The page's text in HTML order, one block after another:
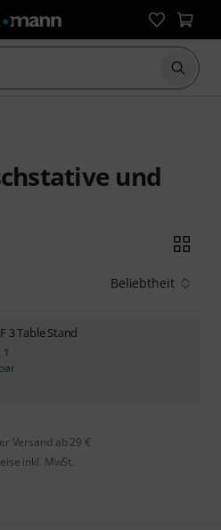
Suche
und
Beliebtheit
3 Table Stand
1
Versand ab 29 €
inkl. MwSt.